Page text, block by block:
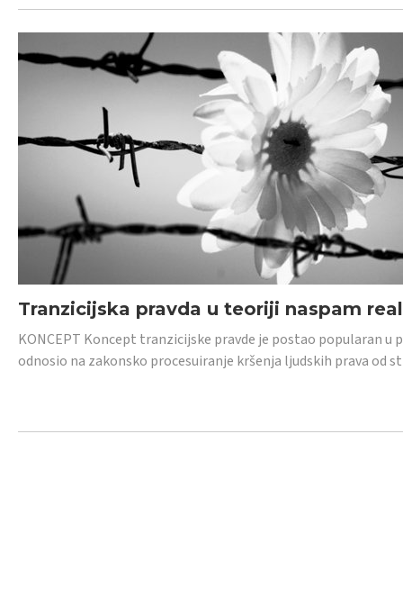
Tranzicijska pravda u teoriji naspam
KONCEPT Koncept tranzicijske pravde je postao popularan
odnosio na zakonsko procesuiranje kršenja ljudskih prava